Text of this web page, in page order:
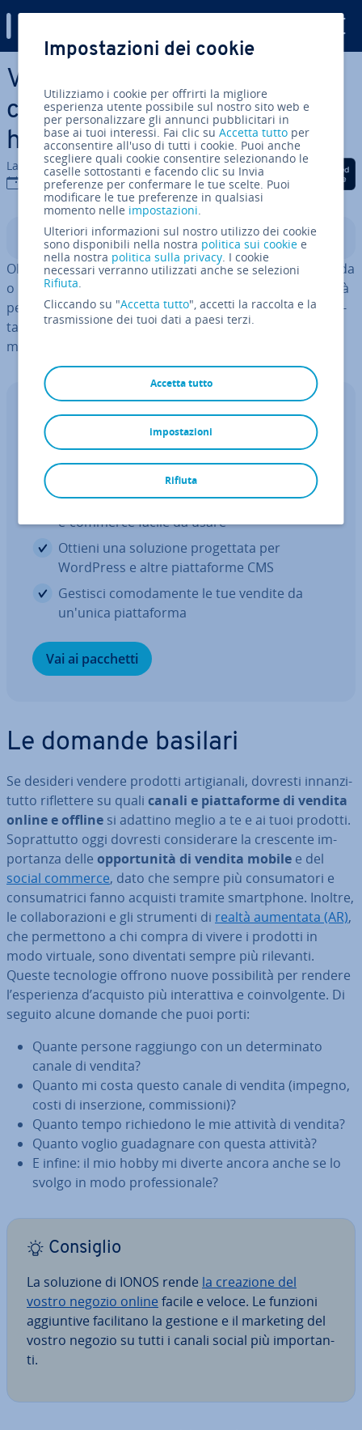
Vai al contenuto prin­ci­pa­le
Vendere prodotti ar­ti­gia­na­li:
come gua­da­gna­re con gli
hobby creativi
La redazione di IONOS
23 lug 2026
Condividi via Facebook
Condividi via Twitter
Condividi via
Indice
Oltre ai canali di vendita classici come mercatini di strada
o delle pulci, internet offre una mol­ti­tu­di­ne di pos­si­bi­li­tà
per pre­sen­ta­re e vendere prodotti ar­ti­gia­na­li, dalle piat­
ta­for­me spe­cia­liz­za­te in ar­ti­gia­na­to come Etsy ai social
media fino ai propri siti web con negozi online.
E-commerce integrato
Aggiungi fa­cil­men­te un negozio
online al tuo sito web
Scopri tutte le fun­zio­na­li­tà di una soluzione
e-commerce facile da usare
Ottieni una soluzione pro­get­ta­ta per
WordPress e altre piat­ta­for­me CMS
Gestisci co­mo­da­men­te le tue vendite da
un'unica piat­ta­for­ma
Vai ai pacchetti
Le domande basilari
Se desideri vendere prodotti ar­ti­gia­na­li, dovresti in­nan­zi­
tut­to ri­flet­te­re su quali canali e piat­ta­for­me di vendita
online e offline si adattino meglio a te e ai tuoi prodotti.
So­prat­tut­to oggi dovresti con­si­de­ra­re la crescente im­
por­tan­za delle op­por­tu­ni­tà di vendita mobile e del
social commerce, dato che sempre più con­su­ma­to­ri e
con­su­ma­tri­ci fanno acquisti tramite smart­pho­ne. Inoltre,
le col­la­bo­ra­zio­ni e gli strumenti di realtà aumentata (AR),
che per­met­to­no a chi compra di vivere i prodotti in
modo virtuale, sono diventati sempre più rilevanti.
Queste tec­no­lo­gie offrono nuove pos­si­bi­li­tà per rendere
l’espe­rien­za d’acquisto più in­te­rat­ti­va e coin­vol­gen­te. Di
seguito alcune domande che puoi porti:
Quante persone raggiungo con un de­ter­mi­na­to
canale di vendita?
Quanto mi costa questo canale di vendita (impegno,
costi di in­ser­zio­ne, com­mis­sio­ni)?
Quanto tempo ri­chie­do­no le mie attività di vendita?
Quanto voglio gua­da­gna­re con questa attività?
E infine: il mio hobby mi diverte ancora anche se lo
svolgo in modo pro­fes­sio­na­le?
Consiglio
La soluzione di IONOS rende la creazione del
vostro negozio online facile e veloce. Le funzioni
ag­giun­ti­ve fa­ci­li­ta­no la gestione e il marketing del
vostro negozio su tutti i canali social più im­por­tan­
ti.
Impostazioni dei cookie
Utilizziamo i cookie per offrirti la migliore
esperienza utente possibile sul nostro sito web e
per personalizzare gli annunci pubblicitari in
base ai tuoi interessi. Fai clic suAccetta tutto per
acconsentire all'uso di tutti i cookie. Puoi anche
scegliere quali cookie consentire selezionando le
caselle sottostanti e facendo clic su Invia
preferenze per confermare le tue scelte. Puoi
modificare le tue preferenze in qualsiasi
momento nelle impostazioni.
Ulteriori informazioni sul nostro utilizzo dei cookie
sono disponibili nella nostra politica sui cookie e
nella nostra politica sulla privacy. I cookie
necessari verranno utilizzati anche se selezioni
Rifiuta.
Cliccando su "Accetta tutto", accetti la raccolta e la
trasmissione dei tuoi dati a paesi terzi.
Accetta tutto
Rifiuta
impostazioni